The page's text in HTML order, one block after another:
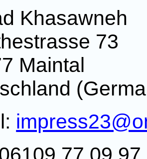
Khasawneh
73
Maintal